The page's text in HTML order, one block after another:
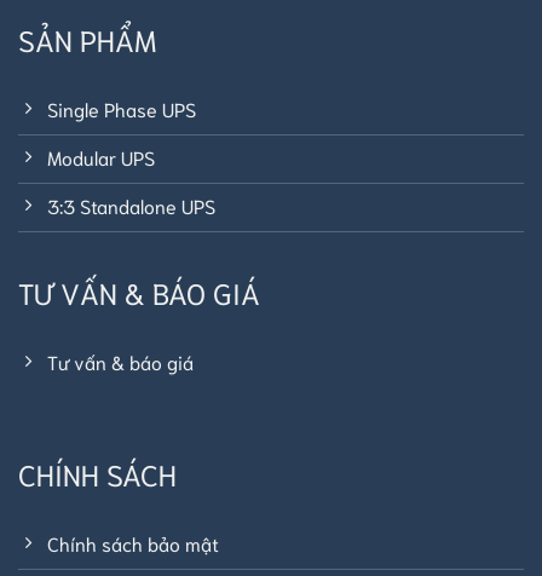
SẢN PHẨM
Single Phase UPS
Modular UPS
3:3 Standalone UPS
TƯ VẤN & BÁO GIÁ
Tư vấn & báo giá
CHÍNH SÁCH
Chính sách bảo mật